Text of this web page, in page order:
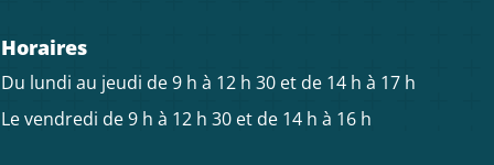
Horaires
Du lundi au jeudi de 9 h à 12 h 30 et de 14 h à 17 h
Le vendredi de 9 h à 12 h 30 et de 14 h à 16 h